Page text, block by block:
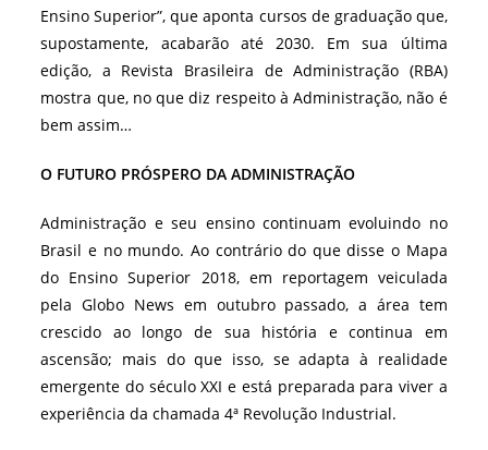
Ensino Superior”, que aponta cursos de graduação que,
supostamente, acabarão até 2030. Em sua última
edição, a Revista Brasileira de Administração (RBA)
mostra que, no que diz respeito à Administração, não é
bem assim…
O FUTURO PRÓSPERO DA ADMINISTRAÇÃO
Administração e seu ensino continuam evoluindo no
Brasil e no mundo. Ao contrário do que disse o Mapa
do Ensino Superior 2018, em reportagem veiculada
pela Globo News em outubro passado, a área tem
crescido ao longo de sua história e continua em
ascensão; mais do que isso, se adapta à realidade
emergente do século XXI e está preparada para viver a
experiência da chamada 4ª Revolução Industrial.